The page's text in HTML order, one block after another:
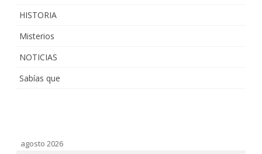
HISTORIA
Misterios
NOTICIAS
Sabías que
agosto 2026